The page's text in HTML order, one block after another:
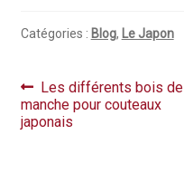
Catégories : Blog, Le Japon
Navigation
de
Article
précédent :
Les différents bois de
manche pour couteaux
japonais